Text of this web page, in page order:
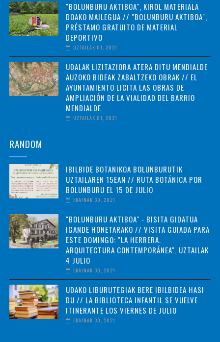
"BOLUNBURU AKTIBOA", KIROL MATERIALA
DOAKO MAILEGUA // "BOLUNBURU AKTIBOA",
PRÉSTAMO GRATUITO DE MATERIAL
DEPORTIVO
UZTAILAK 01, 2021
UDALAK LIZITAZIORA ATERA DITU MENDIALDE
AUZOKO BIDEAK ZABALTZEKO OBRAK // EL
AYUNTAMIENTO LICITA LAS OBRAS DE
AMPLIACIÓN DE LA VIALIDAD DEL BARRIO
MENDIALDE
UZTAILAK 01, 2021
RANDOM
IBILBIDE BOTANIKOA BOLUNBURUTIK
UZTAILAREN 15EAN // RUTA BOTÁNICA POR
BOLUNBURU EL 15 DE JULIO
EKAINAK 30, 2021
"BOLUNBURU AKTIBOA" - BISITA GIDATUA
IGANDE HONETARAKO // VISITA GUIADA PARA
ESTE DOMINGO: "LA HERRERA.
ARQUITECTURA CONTEMPORÁNEA". UZTAILAK
4 JULIO
EKAINAK 30, 2021
UDAKO LIBURUTEGIAK BERE IBILBIDEA HASI
DU // LA BIBLIOTECA INFANTIL SE VUELVE
ITINERANTE LOS VIERNES DE JULIO
EKAINAK 30, 2021